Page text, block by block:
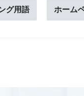
グ用語 ホーム